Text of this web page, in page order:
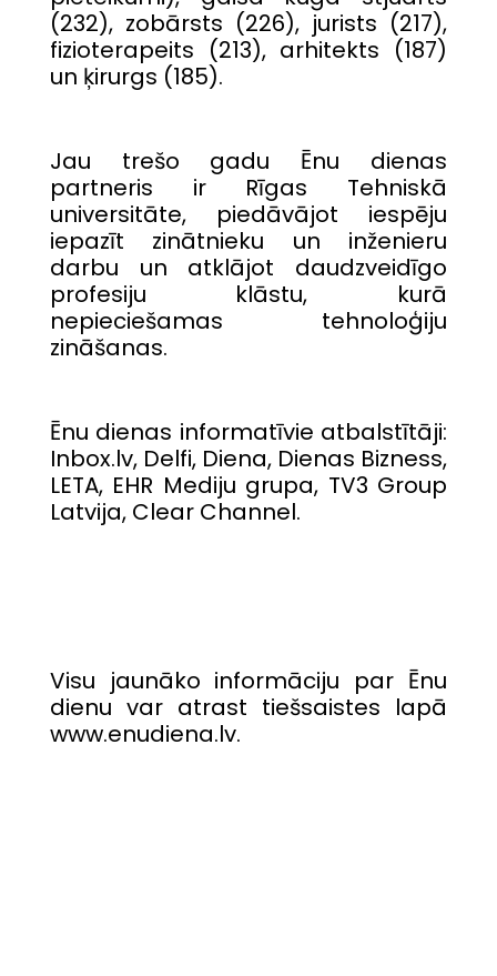
(232), zobārsts (226), jurists (217),
fizioterapeits (213), arhitekts (187)
un ķirurgs (185).
Jau trešo gadu Ēnu dienas
partneris ir Rīgas Tehniskā
universitāte, piedāvājot iespēju
iepazīt zinātnieku un inženieru
darbu un atklājot daudzveidīgo
profesiju klāstu, kurā
nepieciešamas tehnoloģiju
zināšanas.
Ēnu dienas informatīvie atbalstītāji:
Inbox.lv, Delfi, Diena, Dienas Bizness,
LETA, EHR Mediju grupa, TV3 Group
Latvija, Clear Channel.
Visu jaunāko informāciju par Ēnu
dienu var atrast tiešsaistes lapā
www.enudiena.lv.